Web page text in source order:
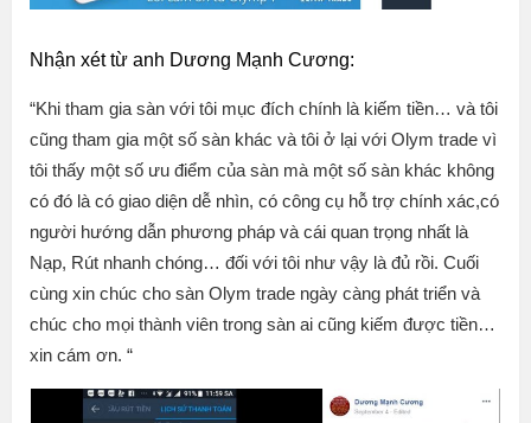
Nhận xét từ anh Dương Mạnh Cương:
“Khi tham gia sàn với tôi mục đích chính là kiếm tiền… và tôi
cũng tham gia một số sàn khác và tôi ở lại với Olym trade vì
tôi thấy một số ưu điểm của sàn mà một số sàn khác không
có đó là có giao diện dễ nhìn, có công cụ hỗ trợ chính xác,có
người hướng dẫn phương pháp và cái quan trọng nhất là
Nạp, Rút nhanh chóng… đối với tôi như vậy là đủ rồi. Cuối
cùng xin chúc cho sàn Olym trade ngày càng phát triển và
chúc cho mọi thành viên trong sàn ai cũng kiếm được tiền…
xin cám ơn. “